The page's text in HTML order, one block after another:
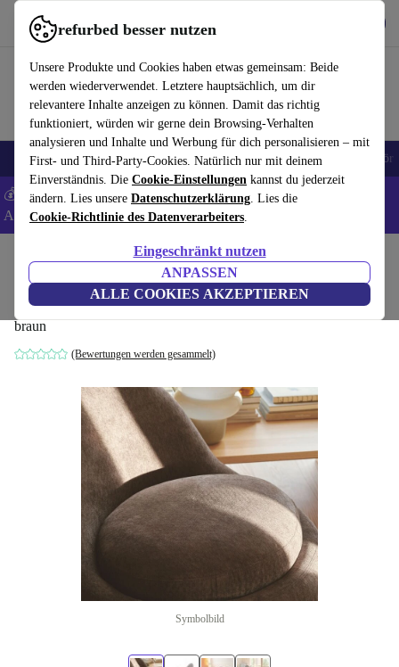
refurbed besser nutzen
Unsere Produkte und Cookies haben etwas gemeinsam: Beide
werden wiederverwendet. Letztere hauptsächlich, um dir
relevantere Inhalte anzeigen zu können. Damit das richtig
funktioniert, würden wir gerne dein Browsing-Verhalten
analysieren und Inhalte und Werbung für dich personalisieren – mit
First- und Third-Party-Cookies. Natürlich nur mit deinem
Einverständnis. Die Cookie-Einstellungen kannst du jederzeit
ändern. Lies unsere Datenschutzerklärung. Lies die
Cookie-Richtlinie des Datenverarbeiters.
Eingeschränkt nutzen
ANPASSEN
ALLE COOKIES AKZEPTIEREN
refurbed schnell und einfach nutzen
🎒 Back to school Handys Laptops Tablets Smartwatches Zubehör
💰 Extra -5% auf Samsung- und Google-Smartphones - Code:
ANDROID5 -AGB
Haushalt Möbel
Babette Drehsessel Aulla Cacao
braun
(Bewertungen werden gesammelt)
Symbolbild